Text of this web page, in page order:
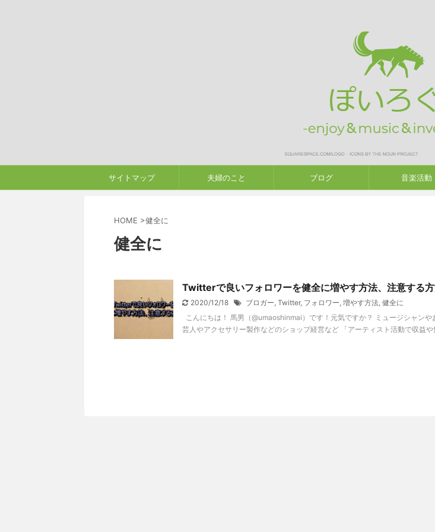
サイトマップ 夫婦のこと ブログ 音楽活動
HOME >健全に
健全に
Twitterで良いフォロワーを健全に増やす方法、注意する方
2020/12/18 ブロガー, Twitter, フォロワー, 増やす方法, 健全に
こんにちは！ 馬男（@umaoshinmai）です！元気ですか？ ミュージシャンや
芸人やアクセサリー製作などのショップ経営など 「アーティスト活動で収益